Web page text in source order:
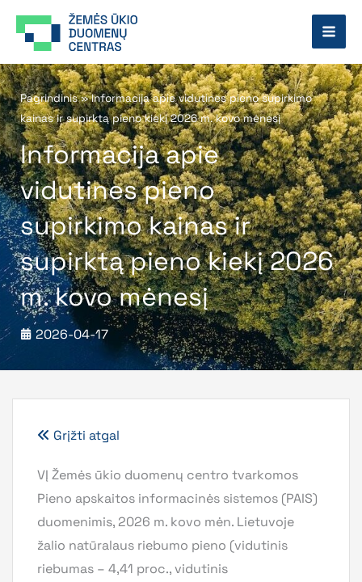
prie
Pagrindinis»Informacija apie vidutines pieno supirkimo
kainas ir supirktą pieno kiekį 2026 m. kovo mėnesį
Informacija apie
vidutines pieno
supirkimo kainas ir
supirktą pieno kiekį 2026
m. kovo mėnesį
2026-04-17
Grįžti atgal
VĮ Žemės ūkio duomenų centro tvarkomos
Pieno apskaitos informacinės sistemos (PAIS)
duomenimis, 2026 m. kovo mėn. Lietuvoje
žalio natūralaus riebumo pieno (vidutinis
riebumas – 4,41 proc., vidutinis